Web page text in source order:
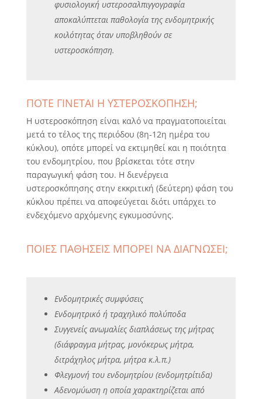
φυσιολογική υστεροσαλπιγγογραφία
αποκαλύπτεται παθολογία της ενδομητρικής
κοιλότητας όταν υποβληθούν σε
υστεροσκόπηση.
ΠΟΤΕ ΓΙΝΕΤΑΙ Η ΥΣΤΕΡΟΣΚΟΠΗΣΗ;
Η υστεροσκόπηση είναι καλό να πραγματοποιείται
μετά το τέλος της περιόδου (8η-12η ημέρα του
κύκλου), οπότε μπορεί να εκτιμηθεί και η ποιότητα
του ενδομητρίου, που βρίσκεται τότε στην
παραγωγική φάση του. Η διενέργεια
υστεροσκόπησης στην εκκριτική (δεύτερη) φάση του
κύκλου πρέπει να αποφεύγεται διότι υπάρχει το
ενδεχόμενο αρχόμενης εγκυμοσύνης.
ΠΟΙΕΣ ΠΑΘΗΣΕΙΣ ΜΠΟΡΕΙ ΝΑ ΔΙΑΓΝΩΣΕΙ;
Ενδομητρικές συμφύσεις
Ενδομητρικό ή τραχηλικό πολύποδα
Συγγενείς ανωμαλίες διαπλάσεως της μήτρας
(διάφραγμα μήτρας, μονόκερως μήτρα,
διτράχηλος μήτρα, μήτρα κ.λ.π.)
Φλεγμονή του ενδομητρίου (ενδομητρίτιδα)
Αδενομύωση η οποία χαρακτηρίζεται από